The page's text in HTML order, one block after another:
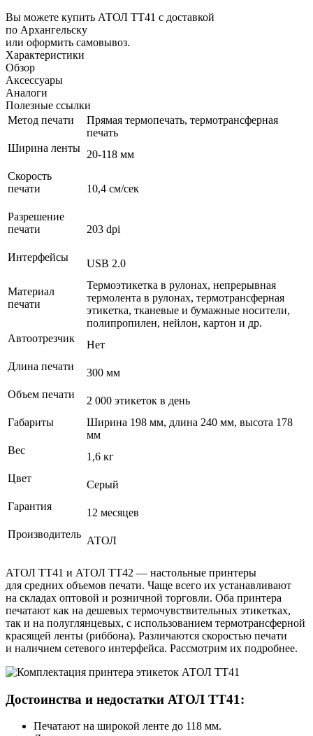
Вы можете купить АТОЛ ТТ41 с доставкой
по Архангельску
или оформить самовывоз.
Характеристики
Обзор
Аксессуары
Аналоги
Полезные ссылки
Метод печати
Прямая термопечать, термотрансферная
печать
Ширина ленты
20-118 мм
Скорость
печати
10,4 см/сек
Разрешение
печати
203 dpi
Интерфейсы
USB 2.0
Материал
печати
Термоэтикетка в рулонах, непрерывная
термолента в рулонах, термотрансферная
этикетка, тканевые и бумажные носители,
полипропилен, нейлон, картон и др.
Автоотрезчик
Нет
Длина печати
300 мм
Объем печати
2 000 этикеток в день
Габариты
Ширина 198 мм, длина 240 мм, высота 178
мм
Вес
1,6 кг
Цвет
Серый
Гарантия
12 месяцев
Производитель
АТОЛ
АТОЛ ТТ41 и АТОЛ ТТ42 — настольные принтеры
для средних объемов печати. Чаще всего их устанавливают
на складах оптовой и розничной торговли. Оба принтера
печатают как на дешевых термочувствительных этикетках,
так и на полуглянцевых, с использованием термотрансферной
красящей ленты (риббона). Различаются скоростью печати
и наличием сетевого интерфейса. Рассмотрим их подробнее.
Достоинства и недостатки АТОЛ ТТ41:
Печатают на широкой ленте до 118 мм.